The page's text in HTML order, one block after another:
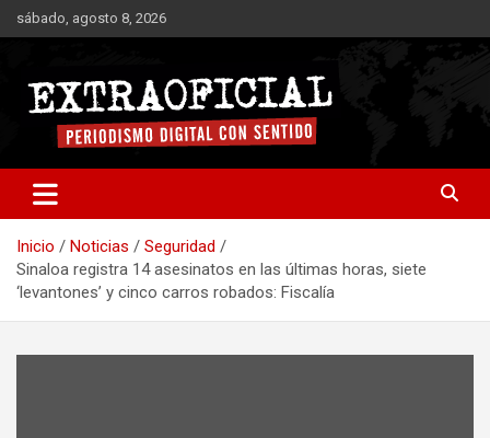
Saltar
al
sábado, agosto 8, 2026
Extraoficial
Inicio Noticias
Seguridad
Sinaloa registra 14 asesinatos en las últimas horas, siete
‘levantones’ y cinco carros robados: Fiscalía